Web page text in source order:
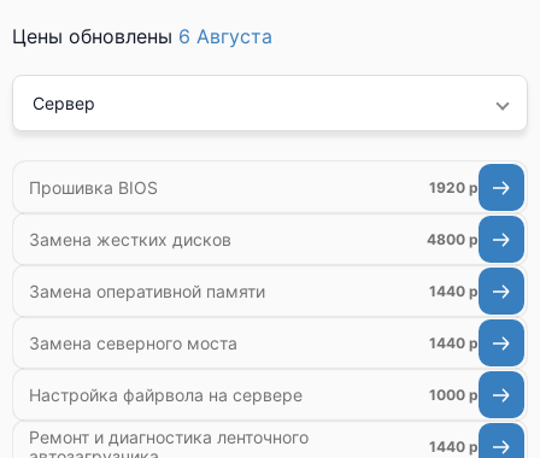
Цены обновлены 6 Августа
Сервер
Прошивка BIOS 1920 р
Замена жестких дисков 4800 р
Замена оперативной памяти 1440 р
Замена северного моста 1440 р
Настройка файрвола на сервере 1000 р
Ремонт и диагностика ленточного
1440 р